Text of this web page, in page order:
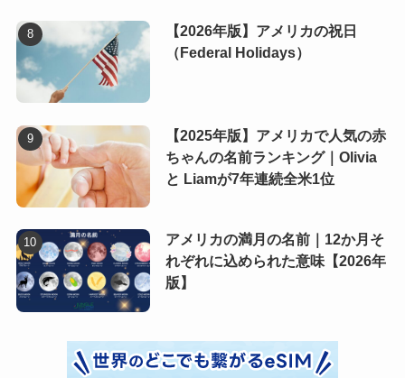
【2026年版】アメリカの祝日
（Federal Holidays）
【2025年版】アメリカで人気の赤
ちゃんの名前ランキング｜Olivia
と Liamが7年連続全米1位
アメリカの満月の名前｜12か月そ
れぞれに込められた意味【2026年
版】